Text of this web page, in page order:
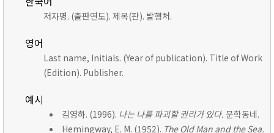
저자명. (출판연도). 제목(판). 발행처.
영어
Last name, Initials. (Year of publication). Title of Work
(Edition). Publisher.
예시
김영하. (1996). 나는 나를 파괴할 권리가 있다. 문학동네.
Hemingway, E. M. (1952). The Old Man and the Sea.